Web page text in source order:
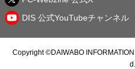
DIS 公式YouTubeチャンネル
Copyright ©DAIWABO
d.